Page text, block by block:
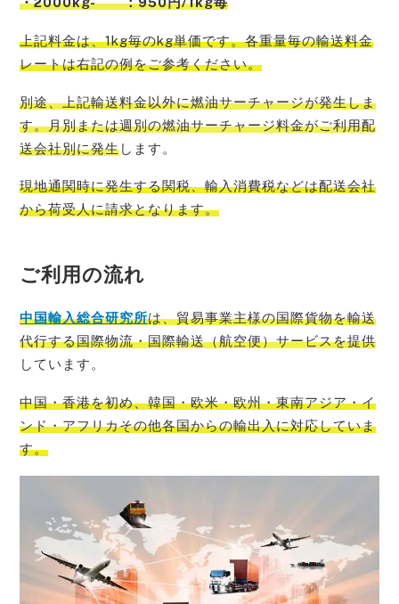
上記料金は、1kg毎のkg単価です。各重量毎の輸送料金
レートは右記の例をご参考ください。
別途、上記輸送料金以外に燃油サーチャージが発生しま
す。月別または週別の燃油サーチャージ料金がご利用配
送会社別に発生します。
現地通関時に発生する関税、輸入消費税などは配送会社
から荷受人に請求となります。
ご利用の流れ
中国輸入総合研究所は、貿易事業主様の国際貨物を輸送
代行する国際物流・国際輸送（航空便）サービスを提供
しています。
中国・香港を初め、韓国・欧米・欧州・東南アジア・イ
ンド・アフリカその他各国からの輸出入に対応していま
す。